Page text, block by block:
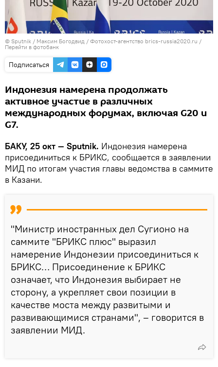
© Sputnik / Максим Богодвид / Фотохост-агентство brics-russia2020.ru /
Перейти в фотобанк
Подписаться
Индонезия намерена продолжать
активное участие в различных
международных форумах, включая G20 и
G7.
БАКУ, 25 окт — Sputnik. Индонезия намерена
присоединиться к БРИКС, сообщается в заявлении
МИД по итогам участия главы ведомства в саммите
в Казани.
"Министр иностранных дел Сугионо на
саммите "БРИКС плюс" выразил
намерение Индонезии присоединиться к
БРИКС… Присоединение к БРИКС
означает, что Индонезия выбирает не
сторону, а укрепляет свои позиции в
качестве моста между развитыми и
развивающимися странами", – говорится в
заявлении МИД.